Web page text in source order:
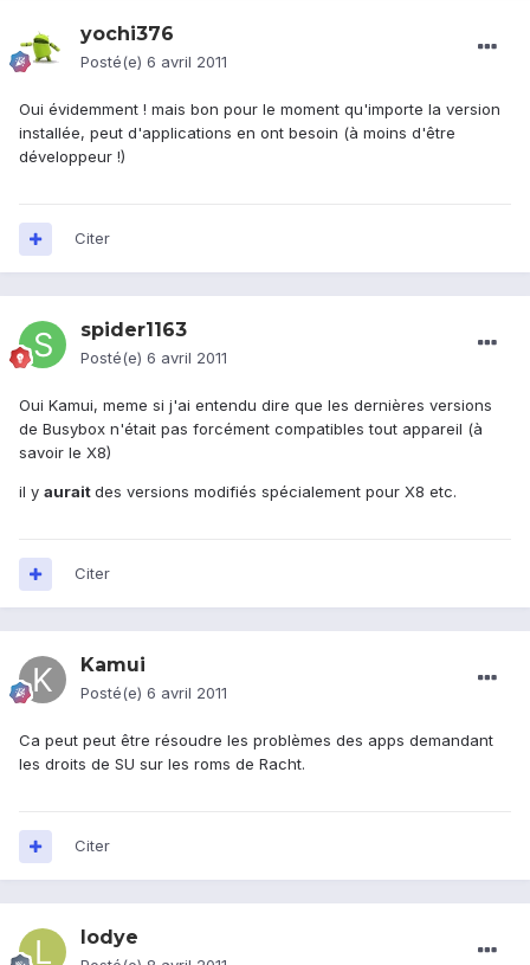
yochi376
Posté(e) 6 avril 2011
Oui évidemment ! mais bon pour le moment qu'importe la version
installée, peut d'applications en ont besoin (à moins d'être
développeur !)
Citer
spider1163
Posté(e) 6 avril 2011
Oui Kamui, meme si j'ai entendu dire que les dernières versions
de Busybox n'était pas forcément compatibles tout appareil (à
savoir le X8)
il y auraitdes versions modifiés spécialement pour X8 etc.
Citer
Kamui
Posté(e) 6 avril 2011
Ca peut peut être résoudre les problèmes des apps demandant
les droits de SU sur les roms de Racht.
Citer
lodye